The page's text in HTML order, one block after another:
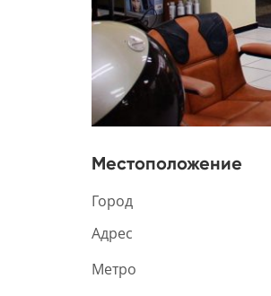
Местоположение
Город
Адрес
Метро